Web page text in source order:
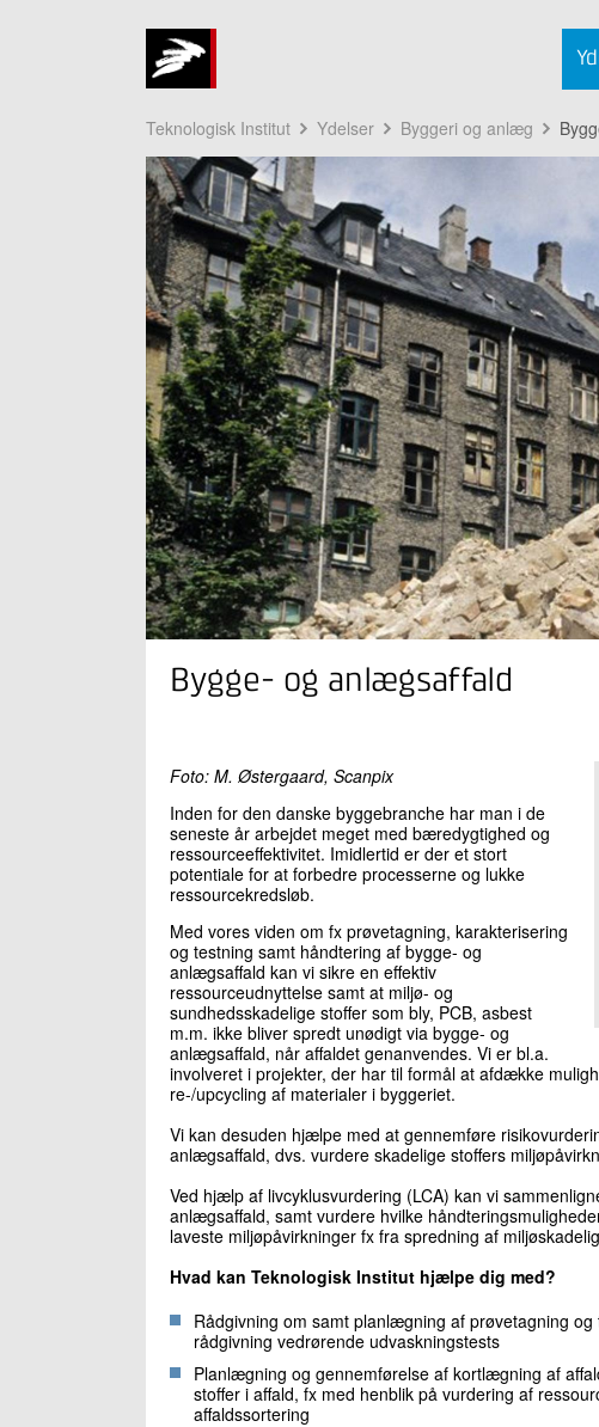
Teknologisk Institut Ydelser Byggeri og anlæg
Bygge- og anlægsaffald
Foto: M. Østergaard, Scanpix
Inden for den danske byggebranche har man i de
seneste år arbejdet meget med bæredygtighed og
ressourceeffektivitet. Imidlertid er der et stort
potentiale for at forbedre processerne og lukke
ressourcekredsløb.
Med vores viden om fx prøvetagning, karakterisering
og testning samt håndtering af bygge- og
anlægsaffald kan vi sikre en effektiv
ressourceudnyttelse samt at miljø- og
sundhedsskadelige stoffer som bly, PCB, asbest
m.m. ikke bliver spredt unødigt via bygge- og
anlægsaffald, når affaldet genanvendes. Vi er bl.a.
involveret i projekter, der har til formål at afdække
re-/upcycling af materialer i byggeriet.
Vi kan desuden hjælpe med at gennemføre
anlægsaffald, dvs. vurdere skadelige stoffers
Ved hjælp af livcyklusvurdering (LCA) kan vi
anlægsaffald, samt vurdere hvilke
laveste miljøpåvirkninger fx fra spredning af
Hvad kan Teknologisk Institut hjælpe dig med?
Rådgivning om samt planlægning af prøvetagning
rådgivning vedrørende udvaskningstests
Planlægning og gennemførelse af kortlægning af
stoffer i affald, fx med henblik på vurdering af
affaldssortering